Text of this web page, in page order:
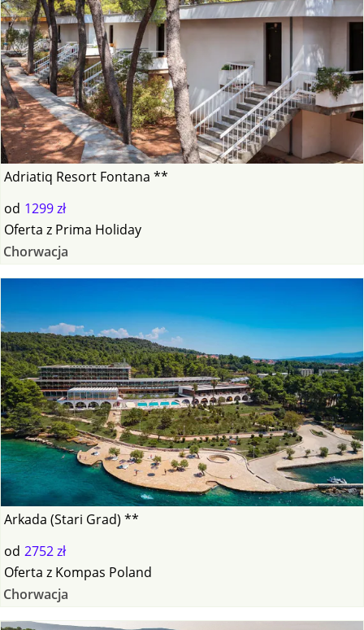
Adriatiq Resort Fontana **
od 1299 zł
Oferta z Prima Holiday
Chorwacja
Arkada (Stari Grad) **
od 2752 zł
Oferta z Kompas Poland
Chorwacja